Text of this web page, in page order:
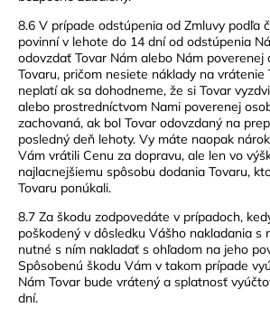
8.6 V prípade odstúpenia od Zmluvy podľa
povinní v lehote do 14 dní od odstúpenia
odovzdať Tovar Nám alebo Nám poverenej
Tovaru, pričom nesiete náklady na vrátenie
neplatí ak sa dohodneme, že si Tovar
alebo prostredníctvom Nami poverenej
zachovaná, ak bol Tovar odovzdaný na
posledný deň lehoty. Vy máte naopak
Vám vrátili Cenu za dopravu, ale len vo
najlacnejšiemu spôsobu dodania Tovaru,
Tovaru ponúkali.
8.7 Za škodu zodpovedáte v prípadoch,
poškodený v dôsledku Vášho nakladania s
nutné s ním nakladať s ohľadom na jeho
Spôsobenú škodu Vám v takom prípade
Nám Tovar bude vrátený a splatnosť
dní.